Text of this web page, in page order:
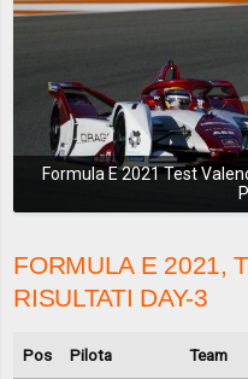
Formula E 2021 Test
FORMULA E 2021,
RISULTATI DAY-3
Pos Pilota Team